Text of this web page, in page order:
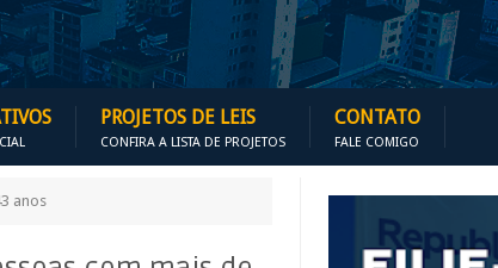
PROJETOS DE LEIS
CONFIRA A LISTA DE PROJETOS
CONTATO
FALE COMIGO
anos